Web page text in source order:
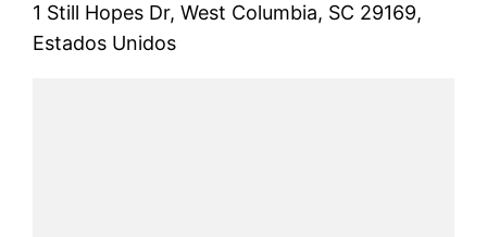
1 Still Hopes Dr, West Columbia, SC 29169,
Estados Unidos